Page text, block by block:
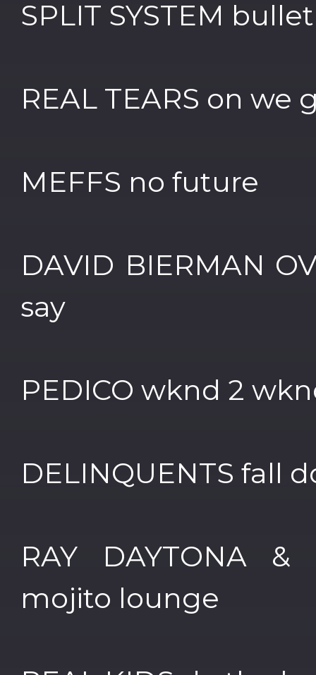
SPLIT SYSTEM bullet
REAL TEARS on we
MEFFS no future
DAVID BIERMAN
say
PEDICO wknd 2
DELINQUENTS fall
RAY DAYTONA &
mojito lounge